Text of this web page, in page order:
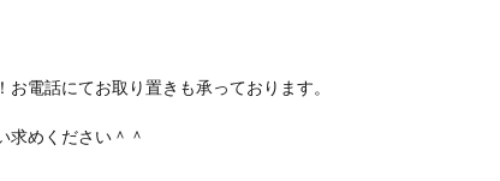
電話にてお取り置きも承っております。
求めください＾＾